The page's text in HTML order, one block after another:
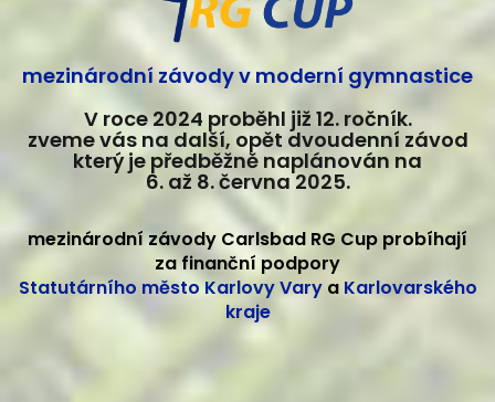
mezinárodní závody v moderní gymnastice
V roce 2024 proběhl již 12. ročník.
zveme vás na další, opět dvoudenní závod
který je předběžně naplánován na
6. až 8. června 2025.
mezinárodní závody Carlsbad RG Cup probíhají
za finanční podpory
Statutárního město Karlovy Varya Karlovarského
kraje